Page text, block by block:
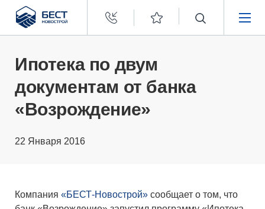
Бест
Новострой
ПОКУПАТЕЛЯМ
ЗАСТРОЙЩИКАМ
Ипотека по двум
документам от банка
«Возрождение»
22 Января 2016
Компания «БЕСТ-Новострой» сообщает о том, что